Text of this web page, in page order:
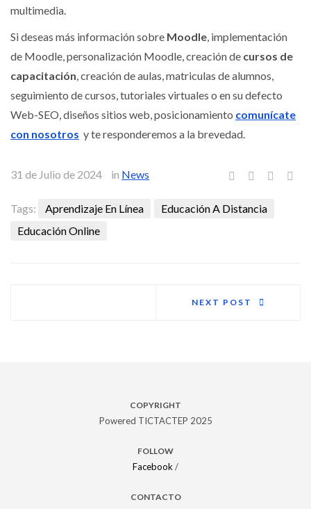
multimedia.
Si deseas más información sobre Moodle, implementación
de Moodle, personalización Moodle, creación de cursos de
capacitación, creación de aulas, matriculas de alumnos,
seguimiento de cursos, tutoriales virtuales o en su defecto
Web-SEO, diseños sitios web, posicionamiento comunícate
con nosotros y te responderemos a la brevedad.
31 de Julio de 2024 in News
Tags: Aprendizaje En Línea
Educación A Distancia
Educación Online
NEXT POST
COPYRIGHT
Powered TICTACTEP 2025
FOLLOW
Facebook /
CONTACTO